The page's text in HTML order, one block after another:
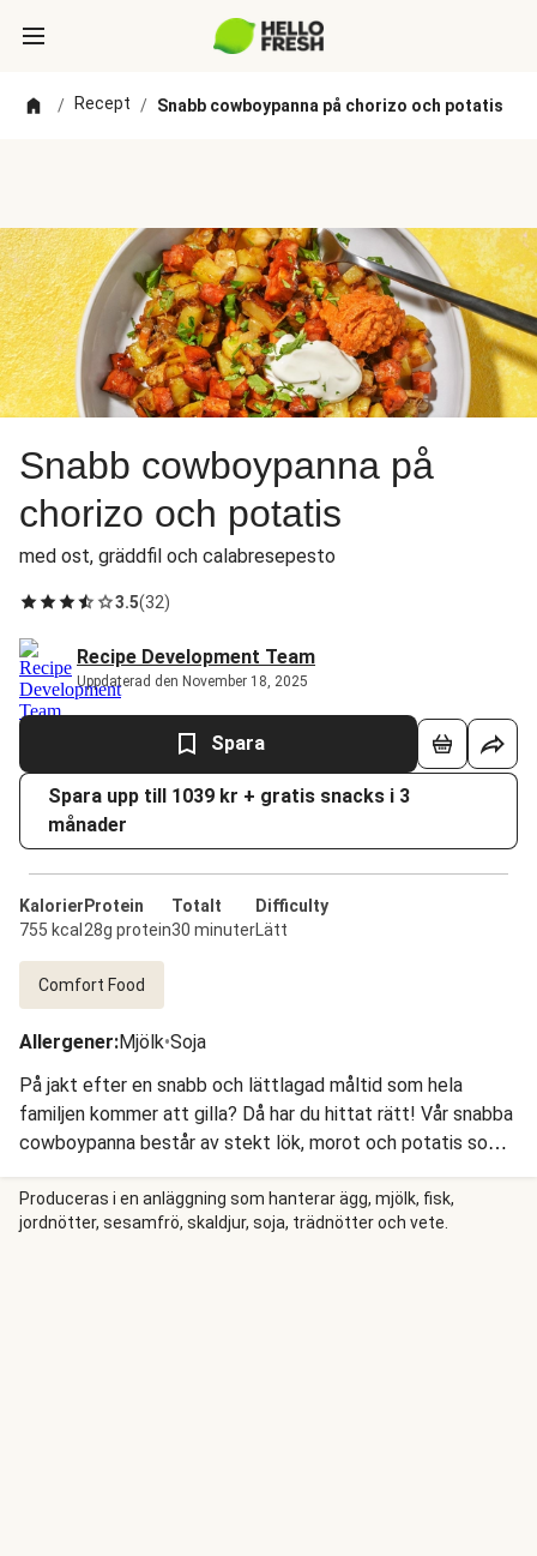
/ Recept / Snabb cowboypanna på chorizo och potatis
Snabb cowboypanna på
chorizo och potatis
med ost, gräddfil och calabresepesto
3.5(32)
Recipe Development Team
Uppdaterad den November 18, 2025
Spara
Spara upp till 1039 kr + gratis snacks i 3
månader
Kalorier
755 kcal
Protein
28g protein
Totalt
30 minuter
Difficulty
Lätt
Comfort Food
Allergener:Mjölk•Soja
På jakt efter en snabb och lättlagad måltid som hela
familjen kommer att gilla? Då har du hittat rätt! Vår snabba
cowboypanna består av stekt lök, morot och potatis som
smaksätts med vår egen kryddblandning Panamat och
toppas med worcestershiresås och riven ost. Sedan
tillsätter vi chorizo, gräddfil och calabresepesto, och så är
Produceras i en anläggning som hanterar ägg, mjölk, fisk,
jordnötter, sesamfrö, skaldjur, soja, trädnötter och vete.